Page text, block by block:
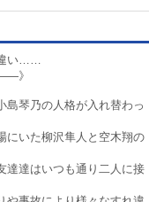
違い……
》
島琴乃の人格が入れ替わっ
にいた柳沢隼人と空木翔の
達達はいつも通り二人に接